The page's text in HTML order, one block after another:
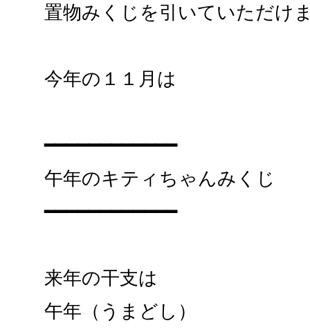
置物みくじを引いていただけ
今年の１１月は
━━━━━━━━━━━━
午年のキティちゃんみくじ
━━━━━━━━━━━━
来年の干支は
午年（うまどし）